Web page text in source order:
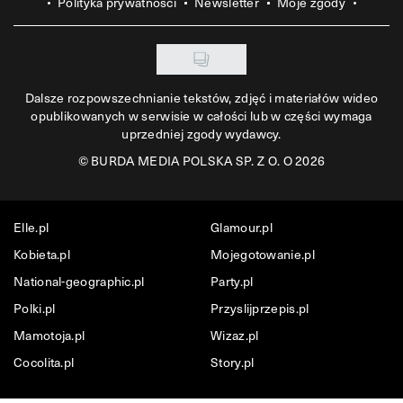
Dalsze rozpowszechnianie tekstów, zdjęć i materiałów wideo
opublikowanych w serwisie w całości lub w części wymaga
uprzedniej zgody wydawcy.
©BURDA MEDIA POLSKA SP. Z O. O 2026
Elle.pl
Glamour.pl
Kobieta.pl
Mojegotowanie.pl
National-geographic.pl
Party.pl
Polki.pl
Przyslijprzepis.pl
Mamotoja.pl
Wizaz.pl
Cocolita.pl
Story.pl